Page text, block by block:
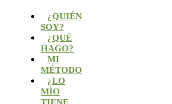
¿QUIÉN
SOY?
¿QUÉ
HAGO?
MI
MÉTODO
¿LO
MÍO